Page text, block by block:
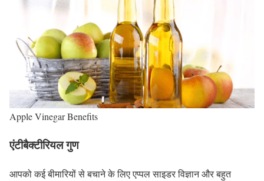
Apple Vinegar Benefits
एंटीबैक्टीरियल गुण
आपको कई बीमारियों से बचाने के लिए एप्पल साइडर विज्ञान और बहुत